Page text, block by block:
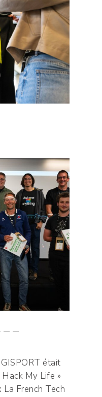
était
Hack My Life »
French Tech